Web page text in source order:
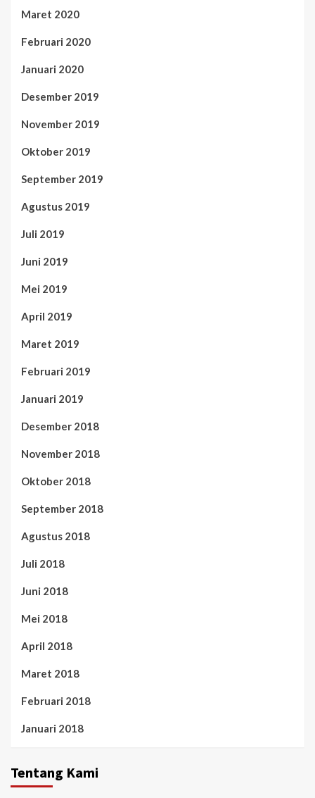
Maret 2020
Februari 2020
Januari 2020
Desember 2019
November 2019
Oktober 2019
September 2019
Agustus 2019
Juli 2019
Juni 2019
Mei 2019
April 2019
Maret 2019
Februari 2019
Januari 2019
Desember 2018
November 2018
Oktober 2018
September 2018
Agustus 2018
Juli 2018
Juni 2018
Mei 2018
April 2018
Maret 2018
Februari 2018
Januari 2018
Tentang Kami